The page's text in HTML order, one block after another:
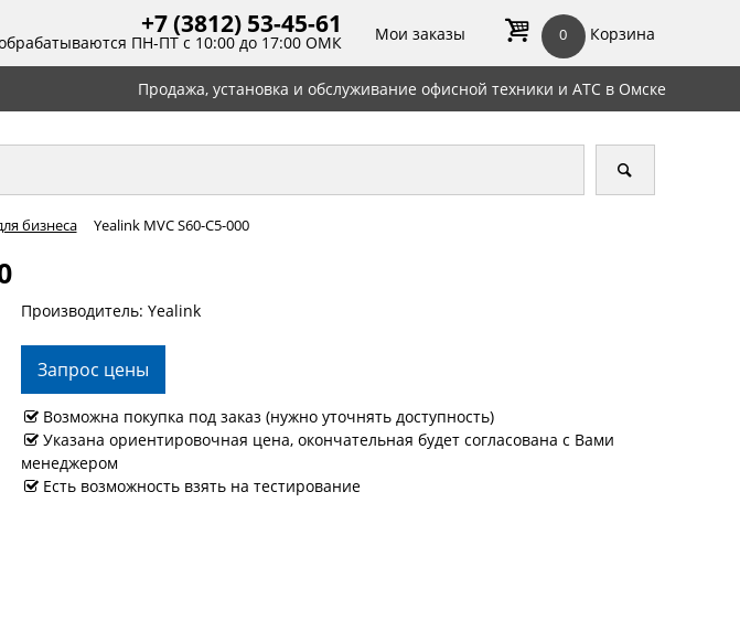
+7 (3812) 53-45-61
ПН-ПТ с 10:00 до 17:00 ОМК Мои заказы 0 Корзина
Продажа, установка и обслуживание офисной техники и АТС в Омске
бизнеса Yealink MVC S60-C5-000
Производитель: Yealink
Запрос цены
Возможна покупка под заказ (нужно уточнять доступность)
Указана ориентировочная цена, окончательная будет согласована с Вами
менеджером
Есть возможность взять на тестирование